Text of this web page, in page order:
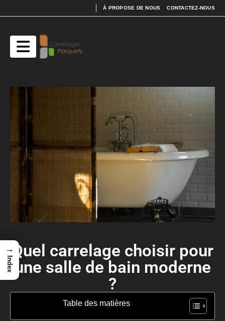
À PROPOSE DE NOUS CONTACTEZ-NOUS
Quel carrelage choisir pour
une salle de bain moderne
?
Table des matières
→
Index